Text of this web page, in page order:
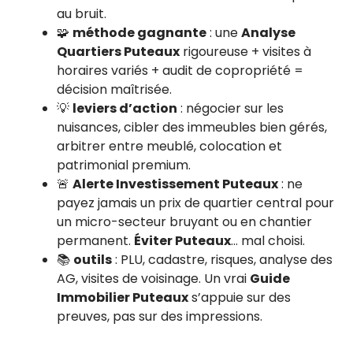
au bruit.
🧩 méthode gagnante: uneAnalyse
Quartiers Puteaux rigoureuse + visites à
horaires variés + audit de copropriété =
décision maîtrisée.
💡 leviers d’action : négocier sur les
nuisances, cibler des immeubles bien gérés,
arbitrer entre meublé, colocation et
patrimonial premium.
🚨 Alerte Investissement Puteaux: ne
payez jamais un prix de quartier central pour
un micro-secteur bruyant ou en chantier
permanent. Éviter Puteaux… mal choisi.
📚 outils: PLU, cadastre, risques, analyse des
AG, visites de voisinage. Un vrai Guide
Immobilier Puteauxs’appuie sur des
preuves, pas sur des impressions.